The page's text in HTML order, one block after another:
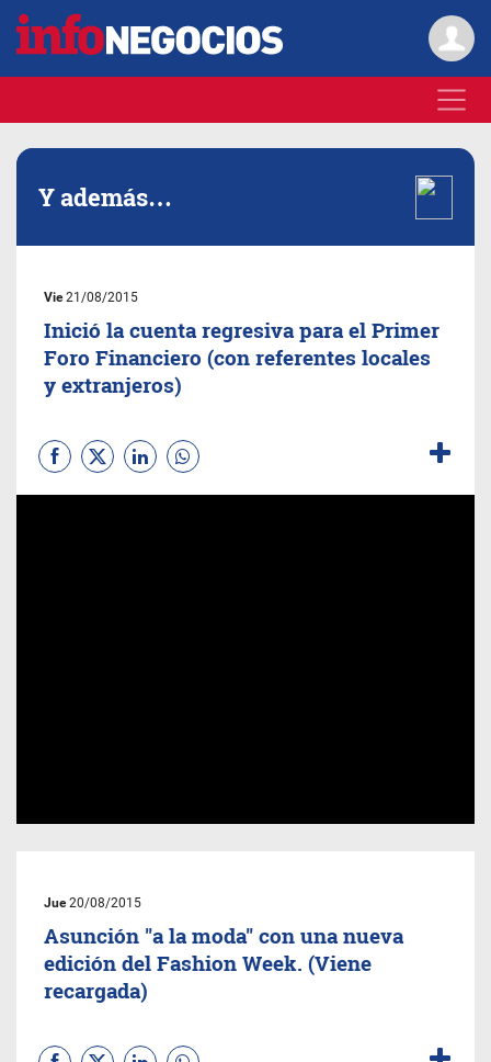
Y además…
Vie21/08/2015
Inició la cuenta regresiva para el Primer
Foro Financiero (con referentes locales
y extranjeros)
Jue20/08/2015
Asunción "a la moda" con una nueva
edición del Fashion Week. (Viene
recargada)